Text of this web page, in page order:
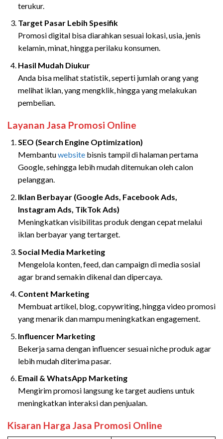
terukur.
Target Pasar Lebih Spesifik
Promosi digital bisa diarahkan sesuai lokasi, usia, jenis
kelamin, minat, hingga perilaku konsumen.
Hasil Mudah Diukur
Anda bisa melihat statistik, seperti jumlah orang yang
melihat iklan, yang mengklik, hingga yang melakukan
pembelian.
Layanan Jasa Promosi Online
SEO (Search Engine Optimization)
Membantuwebsitebisnis tampil di halaman pertama
Google, sehingga lebih mudah ditemukan oleh calon
pelanggan.
Iklan Berbayar (Google Ads, Facebook Ads,
Instagram Ads, TikTok Ads)
Meningkatkan visibilitas produk dengan cepat melalui
iklan berbayar yang tertarget.
Social Media Marketing
Mengelola konten, feed, dan campaign di media sosial
agar brand semakin dikenal dan dipercaya.
Content Marketing
Membuat artikel, blog, copywriting, hingga video promosi
yang menarik dan mampu meningkatkan engagement.
Influencer Marketing
Bekerja sama dengan influencer sesuai niche produk agar
lebih mudah diterima pasar.
Email & WhatsApp Marketing
Mengirim promosi langsung ke target audiens untuk
meningkatkan interaksi dan penjualan.
Kisaran Harga Jasa Promosi Online